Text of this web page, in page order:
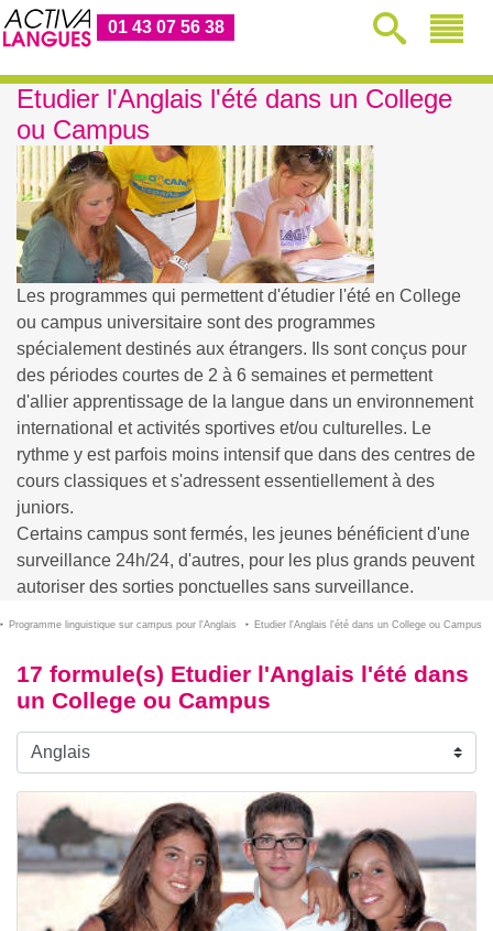
01 43 07 56 38
Etudier l'Anglais l'été dans un College
ou Campus
Les programmes qui permettent d'étudier l'été en College
ou campus universitaire sont des programmes
spécialement destinés aux étrangers. Ils sont conçus pour
des périodes courtes de 2 à 6 semaines et permettent
d'allier apprentissage de la langue dans un environnement
international et activités sportives et/ou culturelles. Le
rythme y est parfois moins intensif que dans des centres de
cours classiques et s'adressent essentiellement à des
juniors.
Certains campus sont fermés, les jeunes bénéficient d'une
surveillance 24h/24, d'autres, pour les plus grands peuvent
autoriser des sorties ponctuelles sans surveillance.
Programme linguistique sur campus pour l'Anglais Etudier l'Anglais l'été dans un College ou Campus
17 formule(s) Etudier l'Anglais l'été dans
un College ou Campus